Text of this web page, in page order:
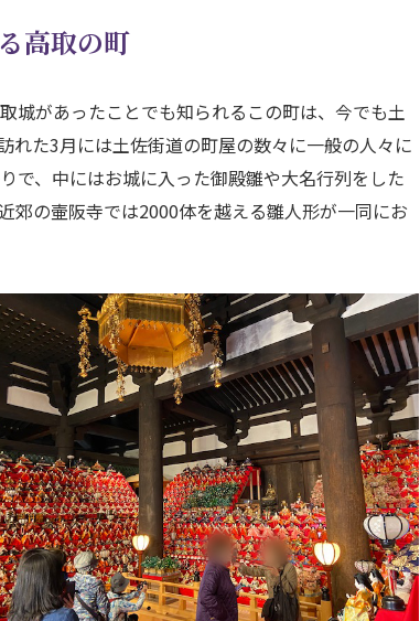
高取の町
城があったことでも知られるこの町は、今でも土
れた3月には土佐街道の町屋の数々に一般の人々に
で、中にはお城に入った御殿雛や大名行列をした
郊の壷阪寺では2000体を越える雛人形が一同にお